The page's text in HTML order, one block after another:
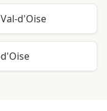
d'Oise